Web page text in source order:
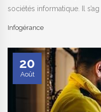
sociétés informatique. Il s’ag
Infogérance
20
Août